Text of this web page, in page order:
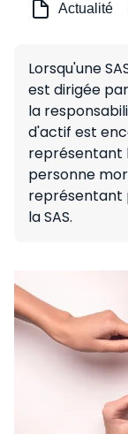
Actualité
Lorsqu'une
est dirigée
la
d'actif est
représentant
personne
représentant
la SAS.